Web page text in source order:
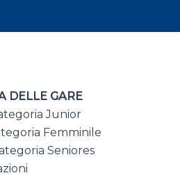
DELLE GARE
Junior
Femminile
Seniores